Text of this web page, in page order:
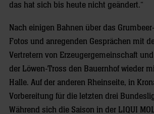
das hat sich bis heute nicht geändert.“
Nach einigen Bahnen über das
Fotos und anregenden Gesprächen mit
Vertretern von Erzeugergemeinschaft
der Löwen-Tross den Bauernhof wieder
Halle. Auf der anderen Rheinseite, in
Vorbereitung für die letzten drei
Während sich die Saison in der LIQUI